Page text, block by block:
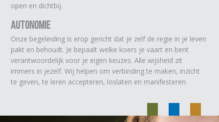
open en dichtbij.
Autonomie
Onze begeleiding is erop gericht dat je zelf de regie in je leven
pakt en behoudt. Je bepaalt welke koers je vaart en bent
verantwoordelijk voor je eigen keuzes. Alle wijsheid zit
immers in jezelf. Wij helpen om verbinding te maken, inzicht
te geven, te leren accepteren, loslaten en manifesteren.